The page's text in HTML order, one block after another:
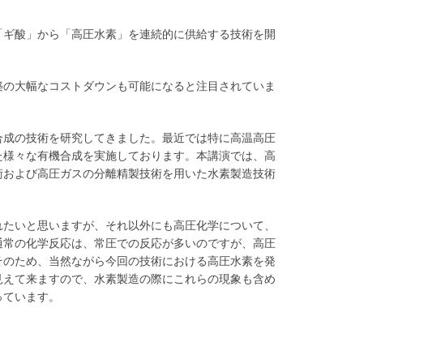
酸」から「高圧水素」を連続的に供給する技術を開
大幅なコストダウンも可能になると注目されていま
の技術を研究してきました。最近では特に高温高圧
々な有機合成を実施しております。本講演では、高
よび高圧ガスの分離精製技術を用いた水素製造技術
いと思いますが、それ以外にも高圧化学について、
の化学反応は、常圧での反応が多いのですが、高圧
ため、当然ながら今回の技術における高圧水素を発
て来ますので、水素製造の際にこれらの現象も含め
います。